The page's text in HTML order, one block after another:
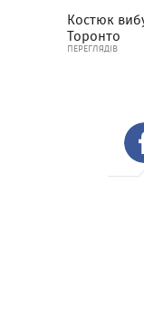
Костюк
Торонто
ПЕРЕГЛЯДІВ